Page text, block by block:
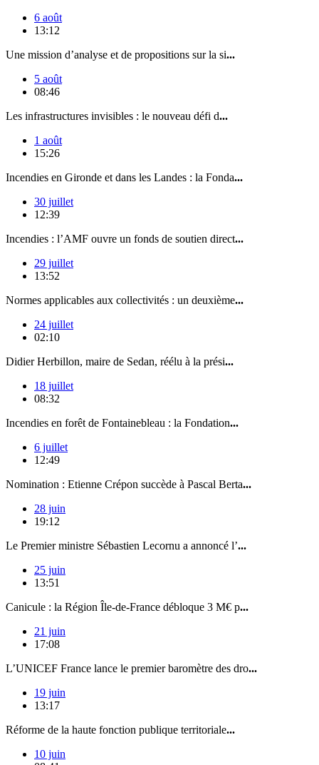
6 août
13:12
Une mission d’analyse et de propositions sur la si...
5 août
08:46
Les infrastructures invisibles : le nouveau défi d...
1 août
15:26
Incendies en Gironde et dans les Landes : la Fonda...
30 juillet
12:39
Incendies : l’AMF ouvre un fonds de soutien direct...
29 juillet
13:52
Normes applicables aux collectivités : un deuxième...
24 juillet
02:10
Didier Herbillon, maire de Sedan, réélu à la prési...
18 juillet
08:32
Incendies en forêt de Fontainebleau : la Fondation...
6 juillet
12:49
Nomination : Etienne Crépon succède à Pascal Berta...
28 juin
19:12
Le Premier ministre Sébastien Lecornu a annoncé l’...
25 juin
13:51
Canicule : la Région Île-de-France débloque 3 M€ p...
21 juin
17:08
L’UNICEF France lance le premier baromètre des dro...
19 juin
13:17
Réforme de la haute fonction publique territoriale...
10 juin